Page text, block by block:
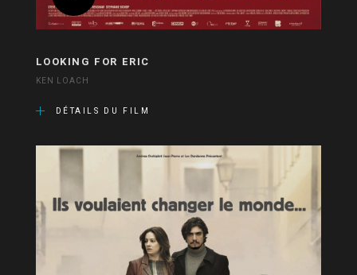
LOOKING FOR ERIC
KEN LOACH
DÉTAILS DU FILM